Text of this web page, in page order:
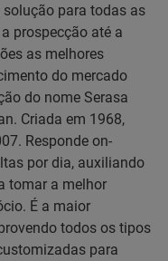
para todas as
prospecção até a
as melhores
do mercado
do nome Serasa
Criada em 1968,
Responde on-
por dia, auxiliando
tomar a melhor
É a maior
todos os tipos
para